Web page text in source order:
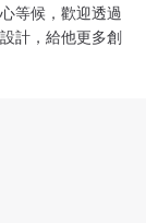
等候，歡迎透過
計，給他更多創